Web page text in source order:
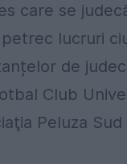
care se
lucruri
de
Club
Peluza Sud